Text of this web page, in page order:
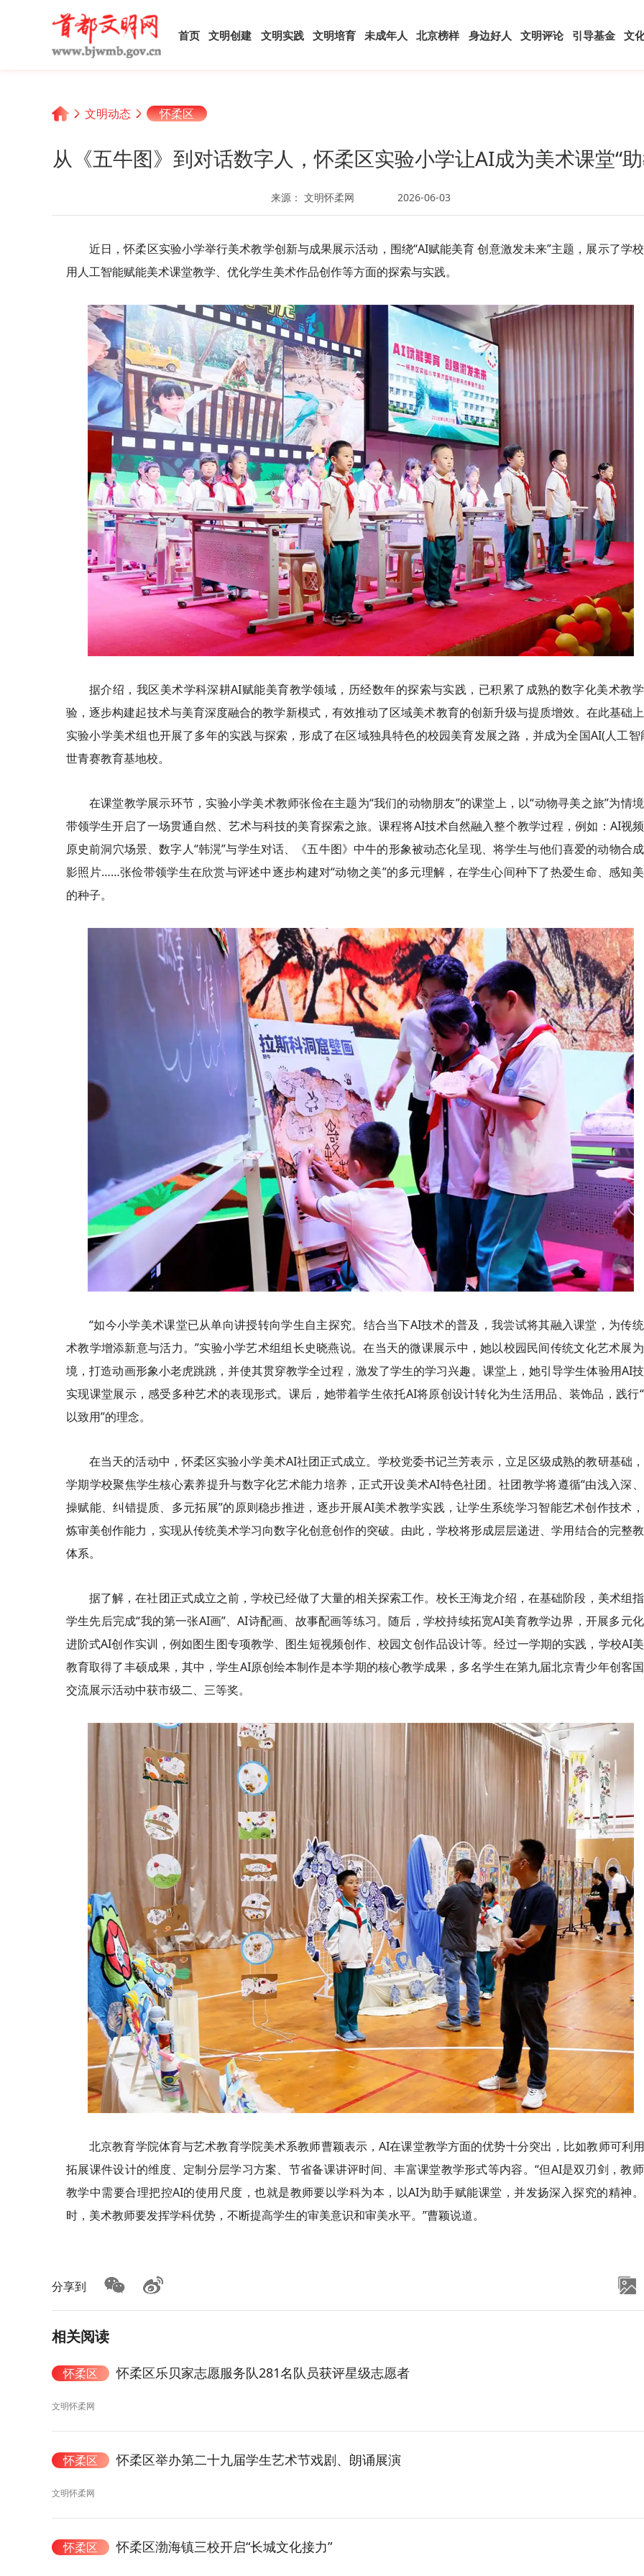
首页 文明创建 文明实践 文明培育 未成年人 北京榜样 身边好人 文明评论 引导基金 文
文明动态 怀柔区
从《五牛图》到对话数字人，怀柔区实验小学让AI成为美术课堂“
来源： 文明怀柔网 2026-06-03
近日，怀柔区实验小学举行美术教学创新与成果展示活动，围绕“AI赋能美育 创意激发未来”主题，展示了学
用人工智能赋能美术课堂教学、优化学生美术作品创作等方面的探索与实践。
据介绍，我区美术学科深耕AI赋能美育教学领域，历经数年的探索与实践，已积累了成熟的数字化美术教
验，逐步构建起技术与美育深度融合的教学新模式，有效推动了区域美术教育的创新升级与提质增效。在此基础上
实验小学美术组也开展了多年的实践与探索，形成了在区域独具特色的校园美育发展之路，并成为全国AI(人工智
世青赛教育基地校。
在课堂教学展示环节，实验小学美术教师张俭在主题为“我们的动物朋友”的课堂上，以“动物寻美之旅”为情境
带领学生开启了一场贯通自然、艺术与科技的美育探索之旅。课程将AI技术自然融入整个教学过程，例如：AI视
原史前洞穴场景、数字人“韩滉”与学生对话、《五牛图》中牛的形象被动态化呈现、将学生与他们喜爱的动物合
影照片……张俭带领学生在欣赏与评述中逐步构建对“动物之美”的多元理解，在学生心间种下了热爱生命、感知
的种子。
“如今小学美术课堂已从单向讲授转向学生自主探究。结合当下AI技术的普及，我尝试将其融入课堂，为传
术教学增添新意与活力。”实验小学艺术组组长史晓燕说。在当天的微课展示中，她以校园民间传统文化艺术展
境，打造动画形象小老虎跳跳，并使其贯穿教学全过程，激发了学生的学习兴趣。课堂上，她引导学生体验用AI
实现课堂展示，感受多种艺术的表现形式。课后，她带着学生依托AI将原创设计转化为生活用品、装饰品，践行
以致用”的理念。
在当天的活动中，怀柔区实验小学美术AI社团正式成立。学校党委书记兰芳表示，立足区级成熟的教研基础
学期学校聚焦学生核心素养提升与数字化艺术能力培养，正式开设美术AI特色社团。社团教学将遵循“由浅入深
操赋能、纠错提质、多元拓展”的原则稳步推进，逐步开展AI美术教学实践，让学生系统学习智能艺术创作技术
炼审美创作能力，实现从传统美术学习向数字化创意创作的突破。由此，学校将形成层层递进、学用结合的完整
体系。
据了解，在社团正式成立之前，学校已经做了大量的相关探索工作。校长王海龙介绍，在基础阶段，美术组
学生先后完成“我的第一张AI画”、AI诗配画、故事配画等练习。随后，学校持续拓宽AI美育教学边界，开展多元化
进阶式AI创作实训，例如图生图专项教学、图生短视频创作、校园文创作品设计等。经过一学期的实践，学校AI
教育取得了丰硕成果，其中，学生AI原创绘本制作是本学期的核心教学成果，多名学生在第九届北京青少年创客
交流展示活动中获市级二、三等奖。
北京教育学院体育与艺术教育学院美术系教师曹颖表示，AI在课堂教学方面的优势十分突出，比如教师可利
拓展课件设计的维度、定制分层学习方案、节省备课讲评时间、丰富课堂教学形式等内容。“但AI是双刃剑，教
教学中需要合理把控AI的使用尺度，也就是教师要以学科为本，以AI为助手赋能课堂，并发扬深入探究的精神
时，美术教师要发挥学科优势，不断提高学生的审美意识和审美水平。”曹颖说道。
分享到
相关阅读
怀柔区 怀柔区乐贝家志愿服务队281名队员获评星级志愿者
文明怀柔网
怀柔区 怀柔区举办第二十九届学生艺术节戏剧、朗诵展演
文明怀柔网
怀柔区 怀柔区渤海镇三校开启“长城文化接力”